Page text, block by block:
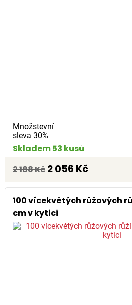
Množstevní
sleva 30%
Skladem 53 kusů
2 188 Kč 2 056 Kč
100 vícekvětých růžových
cm v kytici